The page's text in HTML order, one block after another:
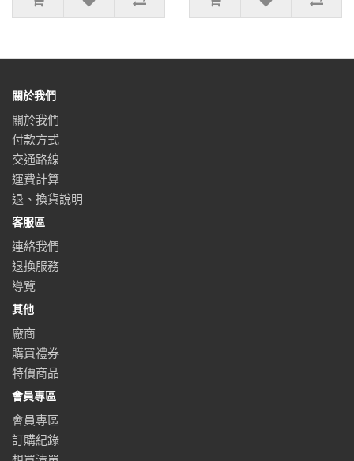
關於我們
關於我們
付款方式
交通路線
運費計算
退、換貨說明
客服區
連絡我們
退換服務
導覽
其他
廠商
購買禮券
特價商品
會員專區
會員專區
訂購紀錄